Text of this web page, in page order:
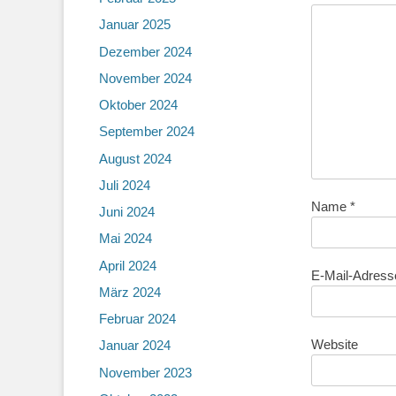
Name *
E-Mail-
Website
Januar 2025
Dezember 2024
November 2024
Oktober 2024
September 2024
August 2024
Juli 2024
Juni 2024
Mai 2024
April 2024
März 2024
Februar 2024
Januar 2024
November 2023